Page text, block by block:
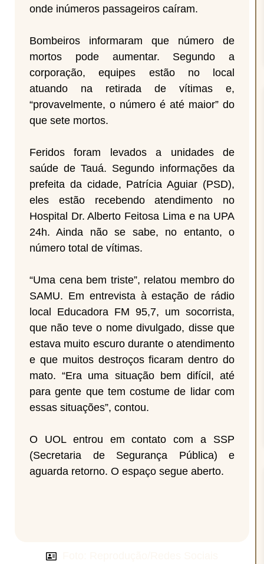
onde inúmeros passageiros caíram.
Bombeiros informaram que número de
mortos pode aumentar. Segundo a
corporação, equipes estão no local
atuando na retirada de vítimas e,
“provavelmente, o número é até maior” do
que sete mortos.
Feridos foram levados a unidades de
saúde de Tauá. Segundo informações da
prefeita da cidade, Patrícia Aguiar (PSD),
eles estão recebendo atendimento no
Hospital Dr. Alberto Feitosa Lima e na UPA
24h. Ainda não se sabe, no entanto, o
número total de vítimas.
“Uma cena bem triste”, relatou membro do
SAMU. Em entrevista à estação de rádio
local Educadora FM 95,7, um socorrista,
que não teve o nome divulgado, disse que
estava muito escuro durante o atendimento
e que muitos destroços ficaram dentro do
mato. “Era uma situação bem difícil, até
para gente que tem costume de lidar com
essas situações”, contou.
O UOL entrou em contato com a SSP
(Secretaria de Segurança Pública) e
aguarda retorno. O espaço segue aberto.